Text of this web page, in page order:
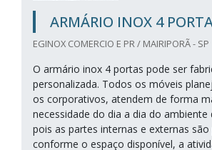
ARMÁRIO INOX 4
EGINOX COMERCIO E PR / MAIRIPORÃ - SP
O armário inox 4 portas pode ser
personalizada. Todos os móveis
os corporativos, atendem de forma
necessidade do dia a dia do ambiente
pois as partes internas e externas
conforme o espaço disponível, a